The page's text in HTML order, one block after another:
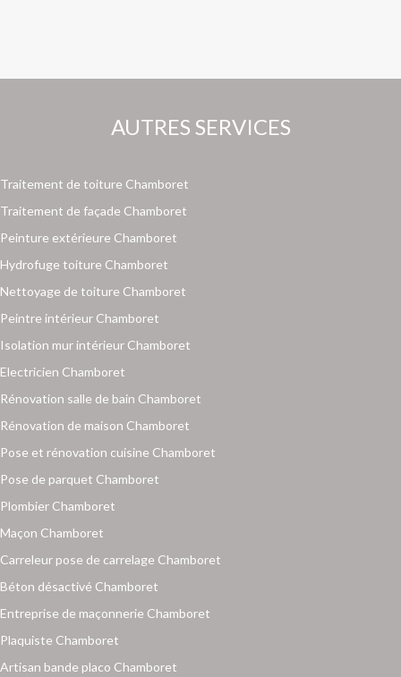
AUTRES SERVICES
Traitement de toiture Chamboret
Traitement de façade Chamboret
Peinture extérieure Chamboret
Hydrofuge toiture Chamboret
Nettoyage de toiture Chamboret
Peintre intérieur Chamboret
Isolation mur intérieur Chamboret
Electricien Chamboret
Rénovation salle de bain Chamboret
Rénovation de maison Chamboret
Pose et rénovation cuisine Chamboret
Pose de parquet Chamboret
Plombier Chamboret
Maçon Chamboret
Carreleur pose de carrelage Chamboret
Béton désactivé Chamboret
Entreprise de maçonnerie Chamboret
Plaquiste Chamboret
Artisan bande placo Chamboret